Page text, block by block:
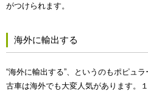
がつけられます。
海外に輸出する
“海外に輸出する”、というのもポピュ
古車は海外でも大変人気があります。